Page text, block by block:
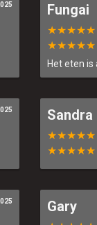
Fungai
★★★★★
★★★★★
Het eten is
Sandra
★★★★★
★★★★★
Gary